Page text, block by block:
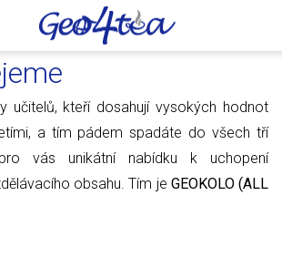
učitelů, kteří dosahují vysokých hodnot
a tím pádem spadáte do všech tří
vás unikátní nabídku k uchopení
obsahu. Tím je GEOKOLO (ALL